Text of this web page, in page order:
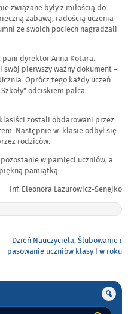
związane były z miłością do
zabawą, radością uczenia
ze swoich pociech nagradzali
pani dyrektor Anna Kotara.
pierwszy ważny dokument –
Oprócz tego każdy uczeń
odciskiem palca
zostali obdarowani przez
Następnie w klasie odbył się
rodziców.
w pamięci uczniów, a
pamiątką.
Inf. Eleonora Lazurowicz-Senejko
Dzień Nauczyciela, Ślubowanie i
pasowanie uczniów klasy I w roku